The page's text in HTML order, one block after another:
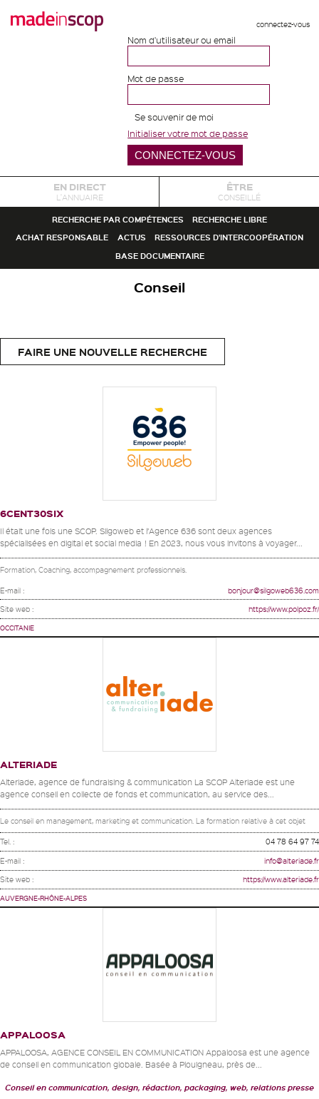
connectez-vous
Nom d'utilisateur ou email
Mot de passe
Se souvenir de moi
Initialiser votre mot de passe
EN DIRECT
L'ANNUAIRE
ÊTRE
CONSEILLÉ
RECHERCHE PAR COMPÉTENCES
RECHERCHE LIBRE
ACHAT RESPONSABLE
ACTUS
RESSOURCES D'INTERCOOPÉRATION
BASE DOCUMENTAIRE
Conseil
FAIRE UNE NOUVELLE RECHERCHE
6CENT30SIX
Il était une fois une SCOP. Silgoweb et l’Agence 636 sont deux agences
spécialisées en digital et social media ! En 2023, nous vous invitons à voyager...
Formation, Coaching, accompagnement professionnels.
E-mail : bonjour@silgoweb636.com
Site web : https://www.polpoz.fr/
OCCITANIE
ALTERIADE
Alteriade, agence de fundraising & communication La SCOP Alteriade est une
agence conseil en collecte de fonds et communication, au service des...
Le conseil en management, marketing et communication. La formation relative à cet objet
Tel. : 04 78 64 97 74
E-mail : info@alteriade.fr
Site web : https://www.alteriade.fr
AUVERGNE-RHÔNE-ALPES
APPALOOSA
APPALOOSA, AGENCE CONSEIL EN COMMUNICATION Appaloosa est une agence
de conseil en communication globale. Basée à Plouigneau, près de...
Conseil en communication, design, rédaction, packaging, web, relations presse